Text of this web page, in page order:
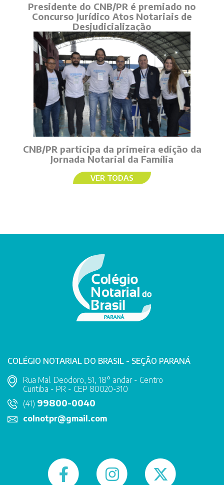
Presidente do CNB/PR é premiado no
Concurso Jurídico Atos Notariais de
Desjudicialização
CNB/PR participa da primeira edição da
Jornada Notarial da Família
VER TODAS
COLÉGIO NOTARIAL DO BRASIL - SEÇÃO PARANÁ
Rua Mal. Deodoro, 51, 18° andar - Centro
Curitiba - PR - CEP 80020-310
(41) 99800-0040
colnotpr@gmail.com